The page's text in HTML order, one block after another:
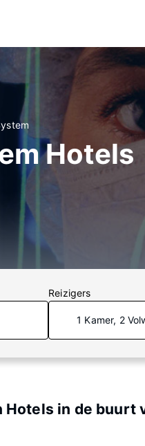
Hotels
Reizigers
1 Kamer, 2
Hotels in de buurt